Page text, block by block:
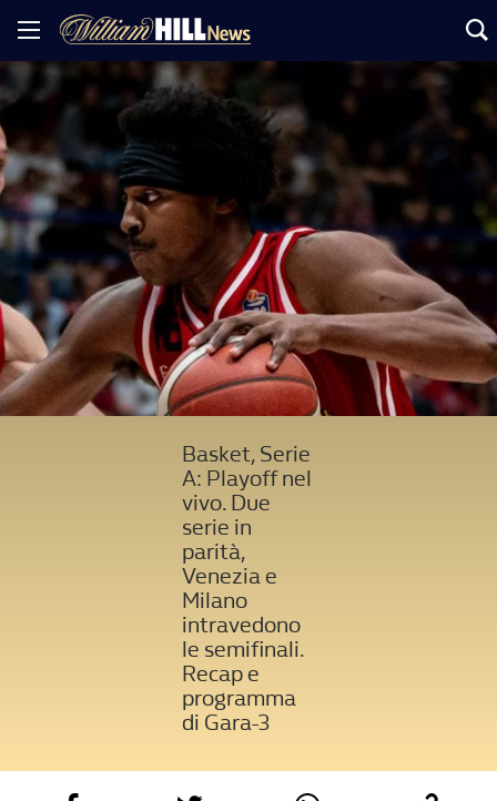
Basket, Serie
A: Playoff nel
vivo. Due
serie in
parità,
Venezia e
Milano
intravedono
le semifinali.
Recap e
programma
di Gara-3